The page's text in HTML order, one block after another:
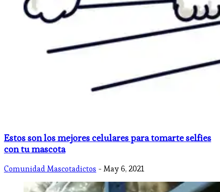
Estos son los mejores celulares para tomarte selfies
con tu mascota
Comunidad Mascotadictos - May 6, 2021